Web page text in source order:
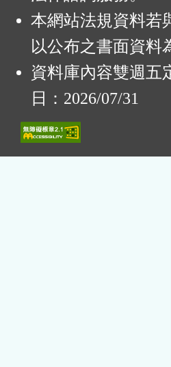
本網站法規資料若
以公布之書面資料
資料庫內容雙週五
日：2026/07/31